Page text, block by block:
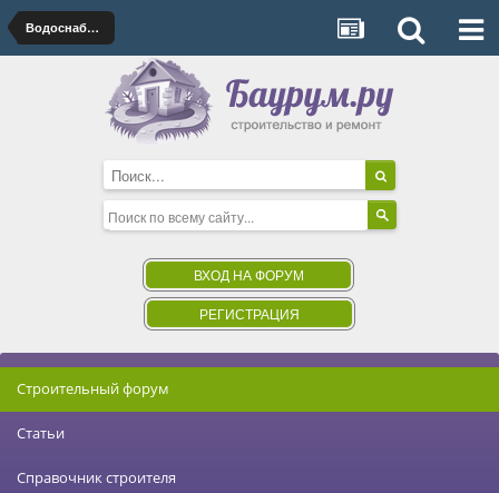
Водоснабжение, канализация
ВХОД НА ФОРУМ
РЕГИСТРАЦИЯ
Строительный форум
Статьи
Справочник строителя